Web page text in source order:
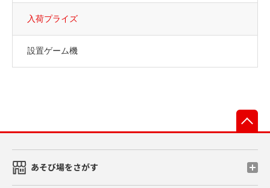
入荷プライズ
設置ゲーム機
あそび場をさがす